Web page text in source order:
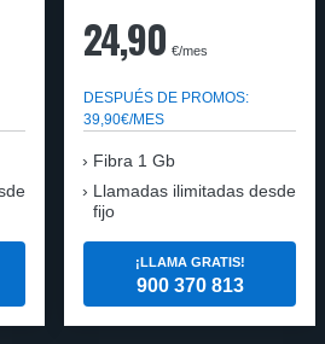
24,90 €/mes
DESPUÉS DE PROMOS:
39,90€/MES
Fibra 1 Gb
Llamadas ilimitadas desde
fijo
¡LLAMA GRATIS!
900 370 813